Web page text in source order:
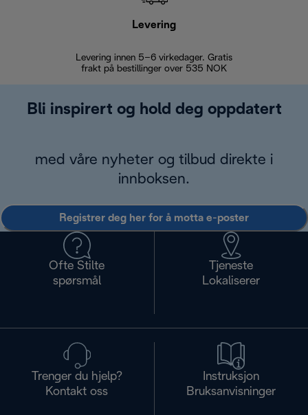
Levering
Levering innen 5–6 virkedager. Gratis
frakt på bestillinger over 535 NOK
Bli inspirert og hold deg oppdatert
med våre nyheter og tilbud direkte i
innboksen.
Registrer deg her for å motta e-poster
Ofte Stilte
spørsmål
Tjeneste
Lokaliserer
Trenger du hjelp?
Kontakt oss
Instruksjon
Bruksanvisninger